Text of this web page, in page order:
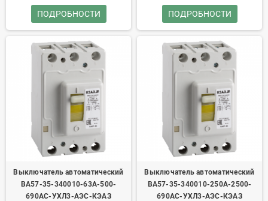
ПОДРОБНОСТИ ПОДРОБНОСТИ
Выключатель автоматический
ВА57-35-340010-63А-500-
690AC-УХЛ3-АЭС-КЭАЗ
Выключатель автоматический
ВА57-35-340010-250А-2500-
690AC-УХЛ3-АЭС-КЭАЗ